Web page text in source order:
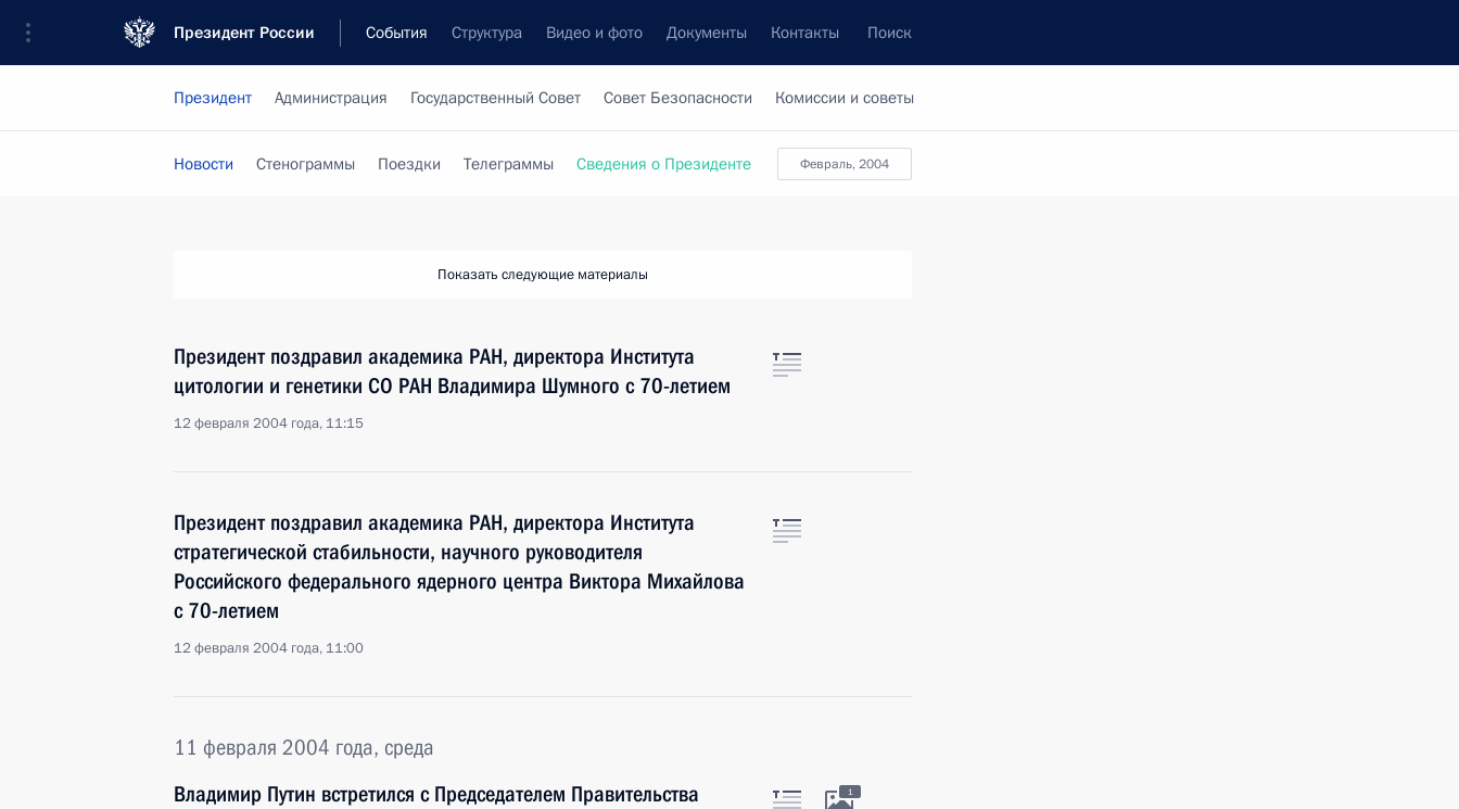
Президент России События Структура Видео и фото Документы Контакты Поиск
Президент Администрация Государственный Совет Совет Безопасности Комиссии и советы
февраль, 2004
Новости Стенограммы Поездки Телеграммы Сведения о Президенте
Показать следующие материалы
Президент поздравил академика РАН, директора Института
цитологии и генетики СО РАН Владимира Шумного с 70-летием
12 февраля 2004 года, 11:15
Президент поздравил академика РАН, директора Института
стратегической стабильности, научного руководителя
Российского федерального ядерного центра Виктора Михайлова
с 70-летием
12 февраля 2004 года, 11:00
11 февраля 2004 года, среда
Владимир Путин встретился с Председателем Правительства
1